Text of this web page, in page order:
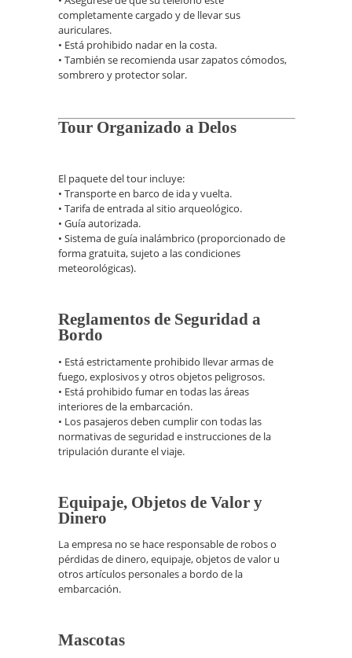
completamente cargado y de llevar sus
auriculares.
• Está prohibido nadar en la costa.
• También se recomienda usar zapatos cómodos,
sombrero y protector solar.
Tour Organizado a Delos
El paquete del tour incluye:
• Transporte en barco de ida y vuelta.
• Tarifa de entrada al sitio arqueológico.
• Guía autorizada.
• Sistema de guía inalámbrico (proporcionado de
forma gratuita, sujeto a las condiciones
meteorológicas).
Reglamentos de Seguridad a
Bordo
• Está estrictamente prohibido llevar armas de
fuego, explosivos y otros objetos peligrosos.
• Está prohibido fumar en todas las áreas
interiores de la embarcación.
• Los pasajeros deben cumplir con todas las
normativas de seguridad e instrucciones de la
tripulación durante el viaje.
Equipaje, Objetos de Valor y
Dinero
La empresa no se hace responsable de robos o
pérdidas de dinero, equipaje, objetos de valor u
otros artículos personales a bordo de la
embarcación.
Mascotas